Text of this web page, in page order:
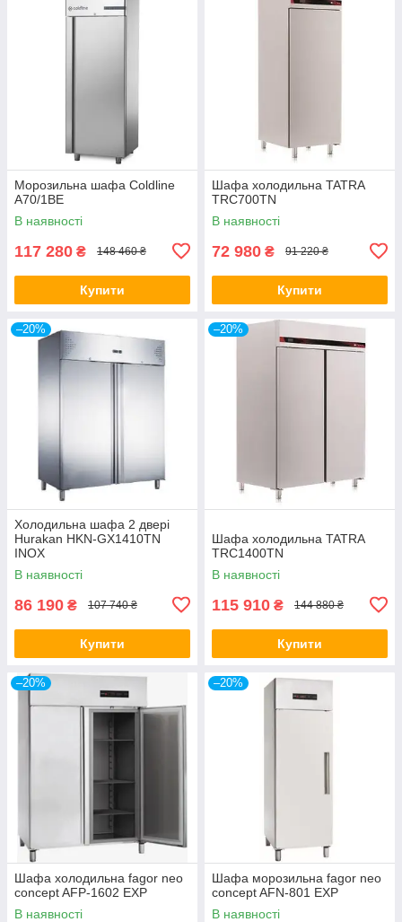
Морозильна шафа Coldline
A70/1BE
В наявності
117 280 ₴ 148 460 ₴
Купити
Шафа холодильна TATRA
TRC700TN
В наявності
72 980 ₴ 91 220 ₴
Купити
–20%
Холодильна шафа 2 двері
Hurakan HKN-GX1410TN
INOX
В наявності
86 190 ₴ 107 740 ₴
Купити
–20%
Шафа холодильна TATRA
TRC1400TN
В наявності
115 910 ₴ 144 880 ₴
Купити
–20%
Шафа холодильна fagor neo
concept AFP-1602 EXP
В наявності
–20%
Шафа морозильна fagor neo
concept AFN-801 EXP
В наявності